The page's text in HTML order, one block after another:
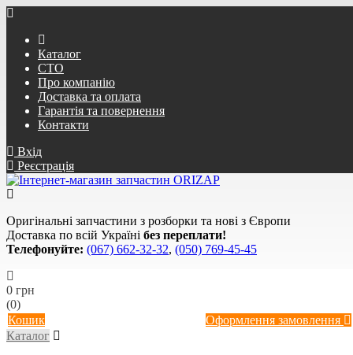
Каталог
СТО
Про компанію
Доставка та оплата
Гарантія та повернення
Контакти
Вхід
Реєстрація
Оригінальні запчастини з розборки та нові з Європи
Доставка по всій Україні без переплати!
Телефонуйте: (067) 662-32-32, (050) 769-45-45
0 грн
(0)
Кошик
Оформлення замовлення
Каталог